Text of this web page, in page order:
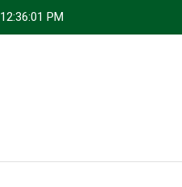
12:36:02 PM